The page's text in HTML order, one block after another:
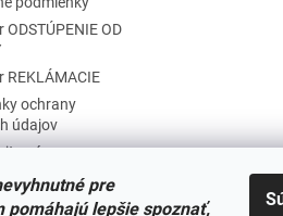
pre
pomáhajú lepšie spoznať,
ODSTÚPENIE OD
REKLÁMACIE
ochrany
údajov
nás
SOI o stiahnutí